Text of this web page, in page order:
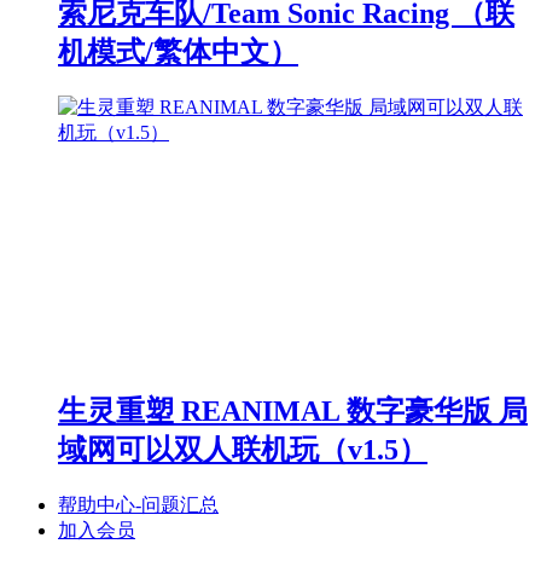
索尼克车队/Team Sonic Racing （联
机模式/繁体中文）
生灵重塑 REANIMAL 数字豪华版 局
域网可以双人联机玩（v1.5）
帮助中心-问题汇总
加入会员